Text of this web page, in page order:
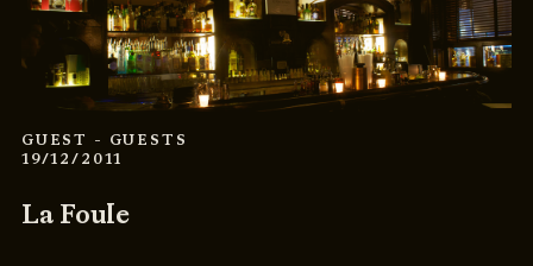
GUEST - GUESTS
19/12/2011
La Foule